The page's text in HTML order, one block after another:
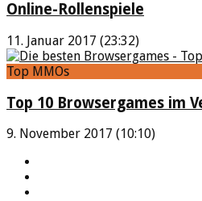
Online-Rollenspiele
11. Januar 2017 (23:32)
Top MMOs
Top 10 Browsergames im
9. November 2017 (10:10)